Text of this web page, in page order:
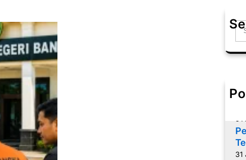
S
a
h
31